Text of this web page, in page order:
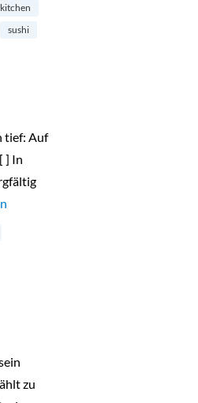
sushi
tief: Auf
] In
Bistro & Weinbar in St. Georg“
zu